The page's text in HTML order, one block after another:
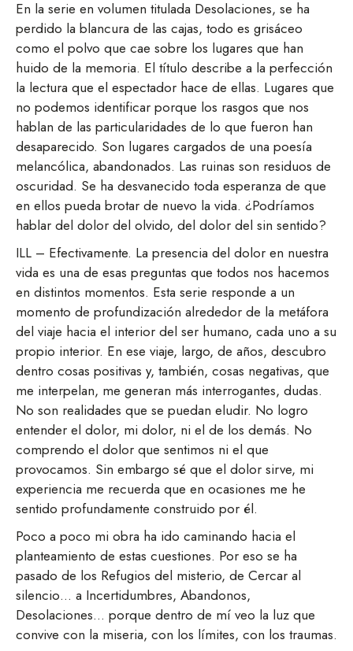
En la serie en volumen titulada Desolaciones, se ha
perdido la blancura de las cajas, todo es grisáceo
como el polvo que cae sobre los lugares que han
huido de la memoria. El título describe a la perfección
la lectura que el espectador hace de ellas. Lugares que
no podemos identificar porque los rasgos que nos
hablan de las particularidades de lo que fueron han
desaparecido. Son lugares cargados de una poesía
melancólica, abandonados. Las ruinas son residuos de
oscuridad. Se ha desvanecido toda esperanza de que
en ellos pueda brotar de nuevo la vida. ¿Podríamos
hablar del dolor del olvido, del dolor del sin sentido?
ILL – Efectivamente. La presencia del dolor en nuestra
vida es una de esas preguntas que todos nos hacemos
en distintos momentos. Esta serie responde a un
momento de profundización alrededor de la metáfora
del viaje hacia el interior del ser humano, cada uno a su
propio interior. En ese viaje, largo, de años, descubro
dentro cosas positivas y, también, cosas negativas, que
me interpelan, me generan más interrogantes, dudas.
No son realidades que se puedan eludir. No logro
entender el dolor, mi dolor, ni el de los demás. No
comprendo el dolor que sentimos ni el que
provocamos. Sin embargo sé que el dolor sirve, mi
experiencia me recuerda que en ocasiones me he
sentido profundamente construido por él.
Poco a poco mi obra ha ido caminando hacia el
planteamiento de estas cuestiones. Por eso se ha
pasado de los Refugios del misterio, de Cercar al
silencio… a Incertidumbres, Abandonos,
Desolaciones… porque dentro de mí veo la luz que
convive con la miseria, con los límites, con los traumas.